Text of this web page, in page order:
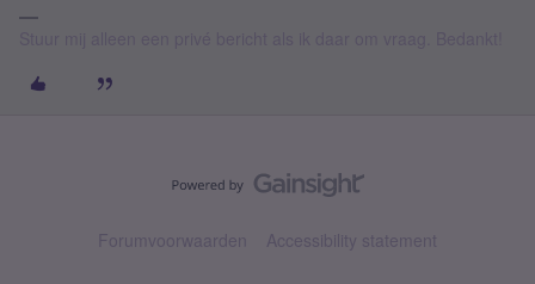
Forumvoorwaarden Accessibility statement